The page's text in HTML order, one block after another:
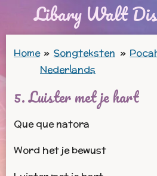
hoofdinhoud
Libary Walt
Home » Songteksten
Nederlands
»
5. Luister met je hart
Que que natora
Word het je bewust